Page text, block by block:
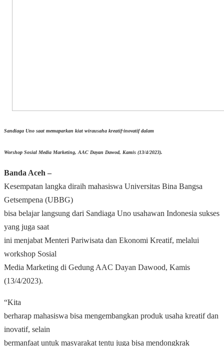
Sandiaga Uno saat memaparkan kiat wirausaha kreatif-inovatif dalam
Worshop Sosial Media Marketing, AAC Dayan Dawod, Kamis (13/4/2023).
Banda Aceh –
Kesempatan langka diraih mahasiswa Universitas Bina Bangsa
Getsempena (UBBG)
bisa belajar langsung dari Sandiaga Uno usahawan Indonesia sukses
yang juga saat
ini menjabat Menteri Pariwisata dan Ekonomi Kreatif, melalui
workshop Sosial
Media Marketing di Gedung AAC Dayan Dawood, Kamis
(13/4/2023).
“Kita
berharap mahasiswa bisa mengembangkan produk usaha kreatif dan
inovatif, selain
bermanfaat untuk masyarakat tentu juga bisa mendongkrak